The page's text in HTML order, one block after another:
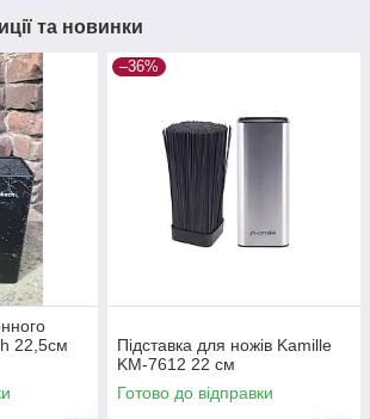
та новинки
22,5см
–36%
Підставка для ножів Kamille
KM-7612 22 см
Готово до відправки